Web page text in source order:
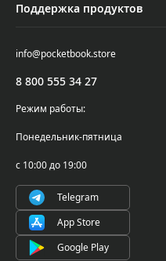
Трейд-ин
Где купить
Обмен и возврат
Самовывоз
Осторожно, мошенники!
PocketBook Cloud
Поддержка продуктов
Проверка серийного номера
8 800 555 34 27
info@pocketbook.store
Режим работы:
Понедельник-пятница
с 10:00 до 19:00
Telegram
App Store
Google Play